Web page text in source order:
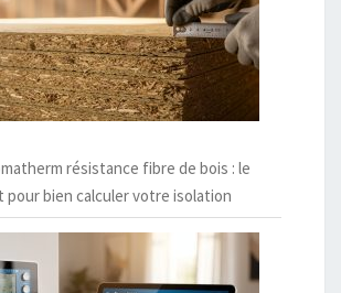
résistance fibre de bois : le
pour bien calculer votre isolation